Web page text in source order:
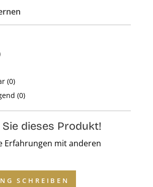
Bewertung von 4.78 von 5 Sternen
(0)
(0)
dieses Produkt!
Erfahrungen mit anderen
SCHREIBEN